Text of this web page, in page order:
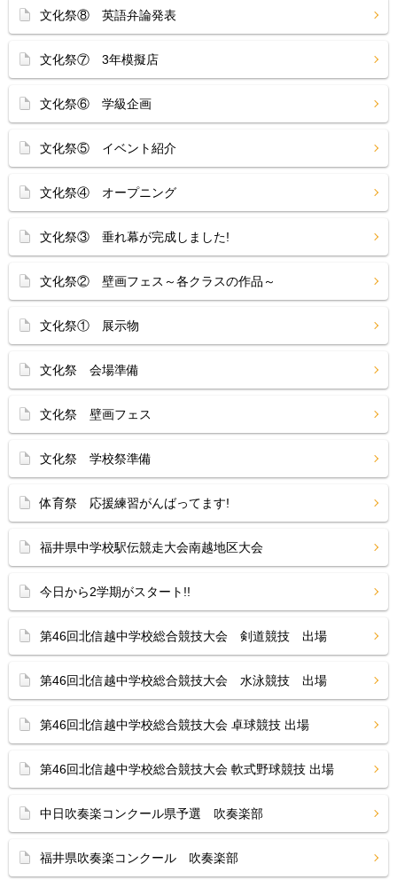
文化祭⑧ 英語弁論発表
文化祭⑦ 3年模擬店
文化祭⑥ 学級企画
文化祭⑤ イベント紹介
文化祭④ オープニング
文化祭③ 垂れ幕が完成しました!
文化祭② 壁画フェス～各クラスの作品～
文化祭① 展示物
文化祭 会場準備
文化祭 壁画フェス
文化祭 学校祭準備
体育祭 応援練習がんばってます!
福井県中学校駅伝競走大会南越地区大会
今日から2学期がスタート!!
第46回北信越中学校総合競技大会 剣道競技 出場
第46回北信越中学校総合競技大会 水泳競技 出場
第46回北信越中学校総合競技大会 卓球競技 出場
第46回北信越中学校総合競技大会 軟式野球競技 出場
中日吹奏楽コンクール県予選 吹奏楽部
福井県吹奏楽コンクール 吹奏楽部